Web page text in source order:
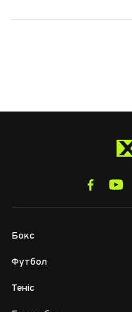
Бокс
Футбол
Теніс